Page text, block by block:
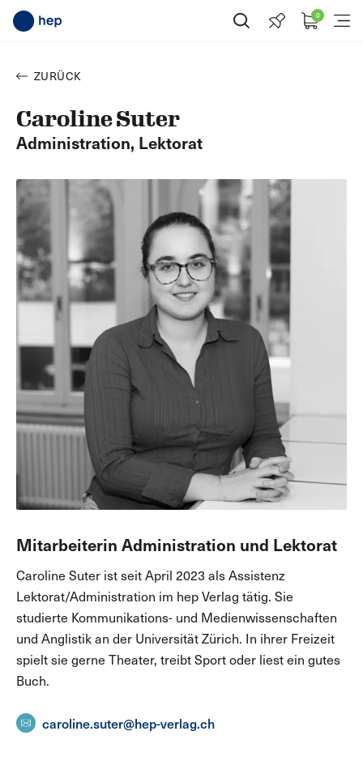
Suche öffnen 0
ZURÜCK
Caroline Suter
Administration, Lektorat
Mitarbeiterin Administration und Lektorat
Caroline Suter ist seit April 2023 als Assistenz
Lektorat/Administration im hep Verlag tätig. Sie
studierte Kommunikations- und Medienwissenschaften
und Anglistik an der Universität Zürich. In ihrer Freizeit
spielt sie gerne Theater, treibt Sport oder liest ein gutes
Buch.
caroline.suter@hep-verlag.ch